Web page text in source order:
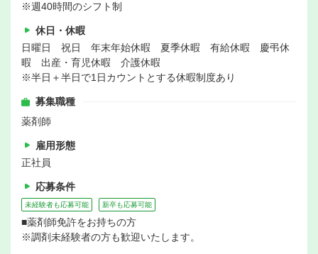
※週40時間のシフト制
休日・休暇
日曜日 祝日 年末年始休暇 夏季休暇 有給休暇 慶弔休
暇 出産・育児休暇 介護休暇
※半日＋半日で1日カウントとする休暇制度あり
募集職種
薬剤師
雇用形態
正社員
応募条件
未経験者も応募可能 新卒も応募可能
■薬剤師免許をお持ちの方
※調剤未経験者の方も歓迎いたします。